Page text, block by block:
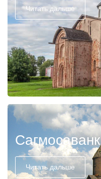
Читать дальше
Сагмосаванк
Читать дальше